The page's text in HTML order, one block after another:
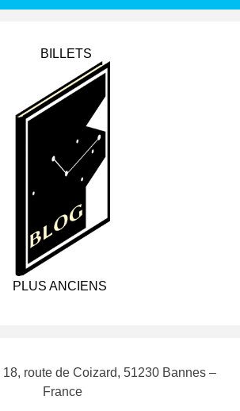
BILLETS
PLUS ANCIENS
 18, route de Coizard, 51230 Bannes –
France